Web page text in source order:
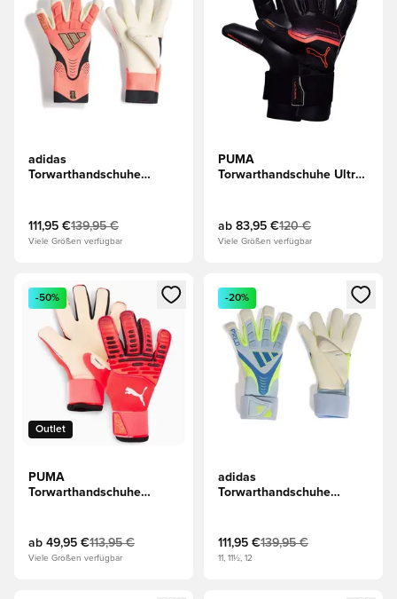
adidas
Torwarthandschuhe
Turbo/Weiß/Gold
111,95 €139,95 €
Viele Größen verfügbar
PUMA
Torwarthandschuhe Ultra
ab 83,95 €120 €
Viele Größen verfügbar
Öffnet ein neues Fenster zum Anmelden oder Registrieren
Outlet
-50%
PUMA
Torwarthandschuhe
ab 49,95 €113,95 €
Viele Größen verfügbar
Öffnet ein neues Fenster
-20%
adidas
Torwarthandschuhe
Blau/Blau/Gelb
111,95 €139,95 €
11, 11½, 12